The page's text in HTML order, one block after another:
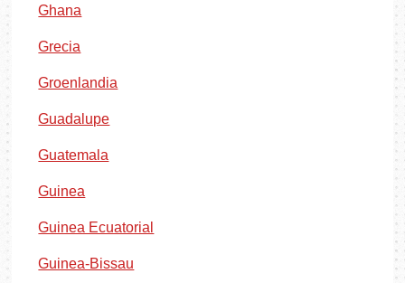
Ghana
Grecia
Groenlandia
Guadalupe
Guatemala
Guinea
Guinea Ecuatorial
Guinea-Bissau